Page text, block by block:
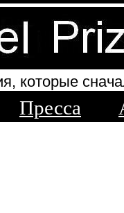
которые
Пресса